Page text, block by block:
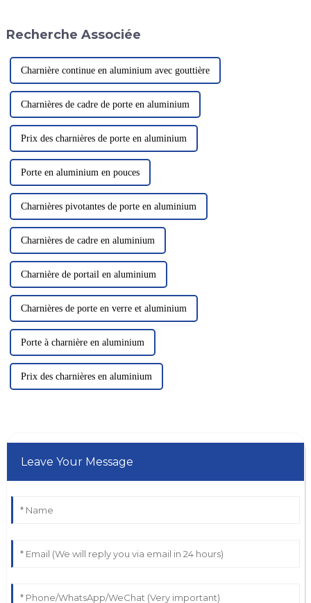
entre deux objets.
Recherche Associée
Charnière continue en aluminium avec gouttière
Charnières de cadre de porte en aluminium
Prix ​​des charnières de porte en aluminium
Porte en aluminium en pouces
Charnières pivotantes de porte en aluminium
Charnières de cadre en aluminium
Charnière de portail en aluminium
Charnières de porte en verre et aluminium
Porte à charnière en aluminium
Prix ​​des charnières en aluminium
Leave Your Message